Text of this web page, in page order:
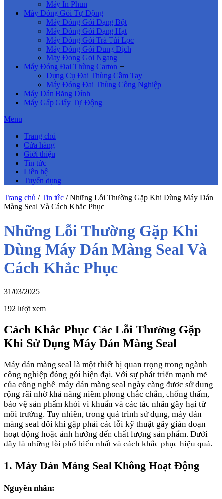
Máy In Phun
Máy Đóng Gói Tự Động +
Máy Đóng Gói Dạng Bột
Máy Đóng Gói Dạng Hạt
Máy Đóng Gói Trà Túi Lọc
Máy Đóng Gói Dung Dịch
Máy Đóng Gói Ngang
Máy Đóng Đai Thùng Carton +
Dụng Cụ Đai Thùng Cầm Tay
Máy Đóng Đai Thùng Công Nghiệp
Máy Dán Băng Dính
Máy Gấp Giấy Tự Động
Menu
Trang chủ
Cửa hàng
Giới thiệu
Tin tức
Liên hệ
Tuyển dụng
Trang chủ /Tin tức /Những Lỗi Thường Gặp Khi Dùng Máy Dán
Màng Seal Và Cách Khắc Phục
Những Lỗi Thường Gặp Khi
Dùng Máy Dán Màng Seal Và
Cách Khắc Phục
31/03/2025
192 lượt xem
Cách Khắc Phục Các Lỗi Thường Gặp
Khi Sử Dụng Máy Dán Màng Seal
Máy dán màng seal là một thiết bị quan trọng trong ngành
công nghiệp đóng gói hiện đại. Với sự phát triển mạnh mẽ
của công nghệ, máy dán màng seal ngày càng được sử dụng
rộng rãi nhờ khả năng niêm phong chắc chắn, chống thấm,
bảo vệ sản phẩm khỏi vi khuẩn và các tác nhân gây hại từ
môi trường. Tuy nhiên, trong quá trình sử dụng, máy dán
màng seal đôi khi gặp phải các lỗi kỹ thuật gây gián đoạn
hoạt động hoặc ảnh hưởng đến chất lượng sản phẩm. Dưới
đây là những lỗi phổ biến nhất và cách khắc phục hiệu quả.
1. Máy Dán Màng Seal Không Hoạt Động
Nguyên nhân: